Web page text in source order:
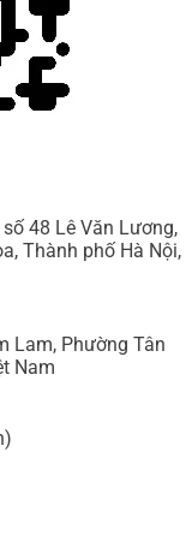
48 Lê Văn Lương,
Thành phố Hà Nội,
Lam, Phường Tân
Nam